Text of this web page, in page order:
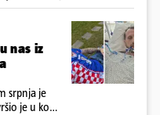
nas iz
srpnja je
je u komi.